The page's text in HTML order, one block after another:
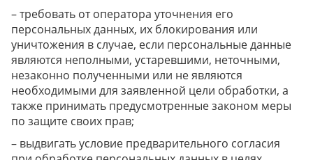
– требовать от оператора уточнения его
персональных данных, их блокирования или
уничтожения в случае, если персональные данные
являются неполными, устаревшими, неточными,
незаконно полученными или не являются
необходимыми для заявленной цели обработки, а
также принимать предусмотренные законом меры
по защите своих прав;
– выдвигать условие предварительного согласия